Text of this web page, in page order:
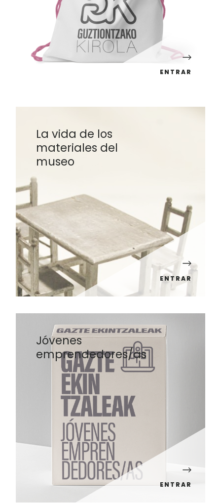
ENTRAR
La vida de los
materiales del
museo
ENTRAR
Jóvenes
emprendedores/as
ENTRAR